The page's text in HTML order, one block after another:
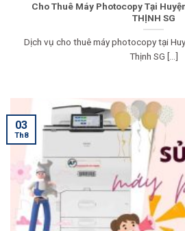
Cho Thuê Máy Photocopy Tại
THỊNH SG
Dịch vụ cho thuê máy photocopy tại
Thịnh SG [...]
03
Th8